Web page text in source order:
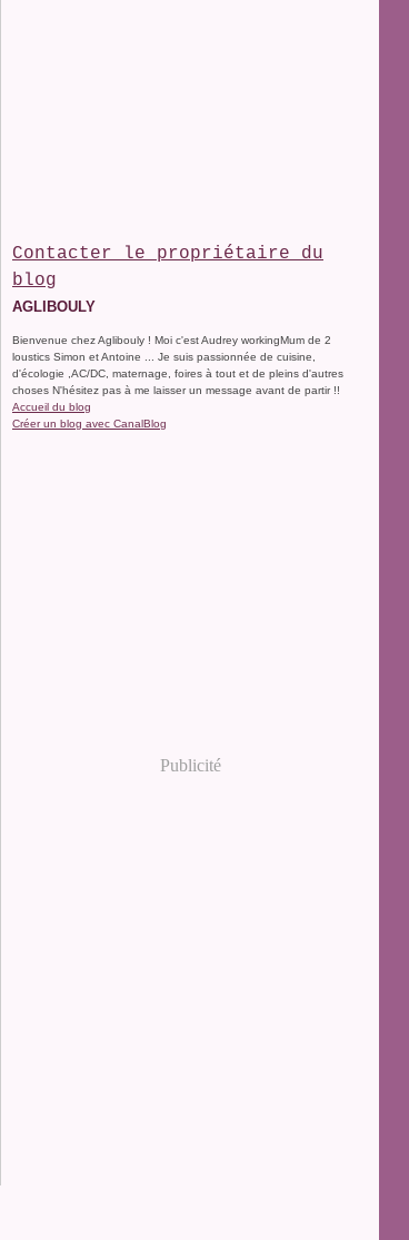
Contacter le propriétaire du
blog
AGLIBOULY
Bienvenue chez Aglibouly ! Moi c'est Audrey workingMum de 2
loustics Simon et Antoine ... Je suis passionnée de cuisine,
d'écologie ,AC/DC, maternage, foires à tout et de pleins d'autres
choses N'hésitez pas à me laisser un message avant de partir !!
Accueil du blog
Créer un blog avec CanalBlog
Publicité